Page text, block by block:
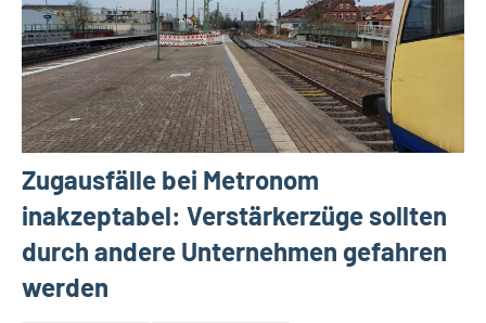
Zugausfälle bei Metronom
inakzeptabel: Verstärkerzüge sollten
durch andere Unternehmen gefahren
werden